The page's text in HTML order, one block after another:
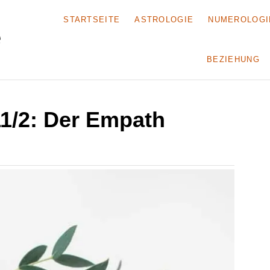
STARTSEITE ASTROLOGIE
BEZIEHUNG
2: Der Empath